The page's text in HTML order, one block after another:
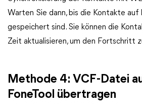
Warten Sie dann, bis die Kontakte auf
gespeichert sind. Sie können die
Zeit aktualisieren, um den Fortschritt
Methode 4: VCF-Datei
FoneTool übertragen